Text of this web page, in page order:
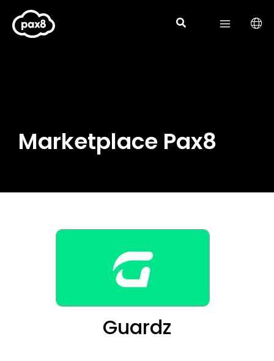
contenu
Marketplace Pax8
Guardz